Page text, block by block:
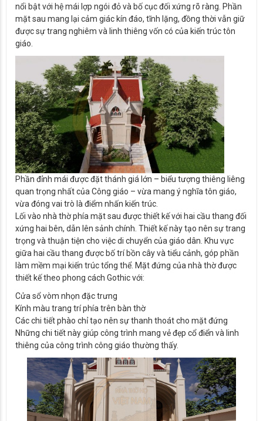
nổi bật với hệ mái lợp ngói đỏ và bố cục đối xứng rõ ràng. Phần
mặt sau mang lại cảm giác kín đáo, tĩnh lặng, đồng thời vẫn giữ
được sự trang nghiêm và linh thiêng vốn có của kiến trúc tôn
giáo.
Phần đỉnh mái được đặt thánh giá lớn – biểu tượng thiêng liêng
quan trọng nhất của Công giáo – vừa mang ý nghĩa tôn giáo,
vừa đóng vai trò là điểm nhấn kiến trúc.
Lối vào nhà thờ phía mặt sau được thiết kế với hai cầu thang đối
xứng hai bên, dẫn lên sảnh chính. Thiết kế này tạo nên sự trang
trọng và thuận tiện cho việc di chuyển của giáo dân. Khu vực
giữa hai cầu thang được bố trí bồn cây và tiểu cảnh, góp phần
làm mềm mại kiến trúc tổng thể. Mặt đứng của nhà thờ được
thiết kế theo phong cách Gothic với:
Cửa sổ vòm nhọn đặc trưng
Kính màu trang trí phía trên bàn thờ
Các chi tiết phào chỉ tạo nên sự thanh thoát cho mặt đứng
Những chi tiết này giúp công trình mang vẻ đẹp cổ điển và linh
thiêng của công trình công giáo thường thấy.